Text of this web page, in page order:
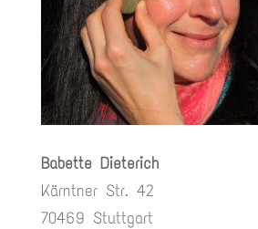
Babette Dieterich
Kärntner Str. 42
70469 Stuttgart